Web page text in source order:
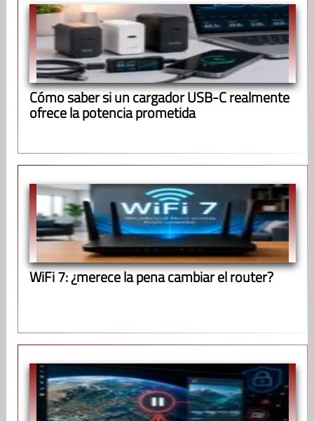
Cómo saber si un cargador USB-C realmente
ofrece la potencia prometida
WiFi 7: ¿merece la pena cambiar el router?